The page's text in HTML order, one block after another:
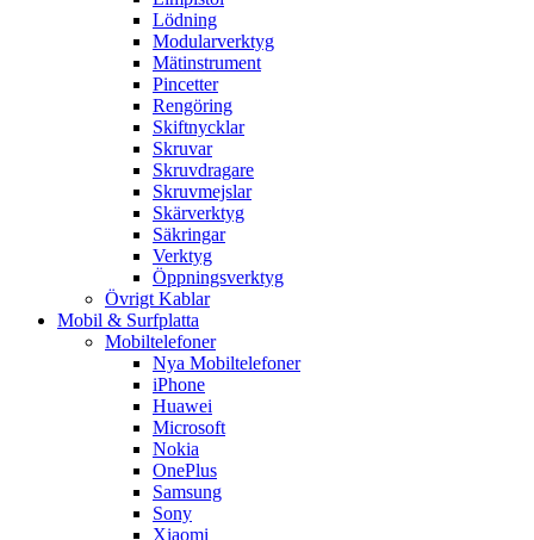
Lödning
Modularverktyg
Mätinstrument
Pincetter
Rengöring
Skiftnycklar
Skruvar
Skruvdragare
Skruvmejslar
Skärverktyg
Säkringar
Verktyg
Öppningsverktyg
Övrigt Kablar
Mobil & Surfplatta
Mobiltelefoner
Nya Mobiltelefoner
iPhone
Huawei
Microsoft
Nokia
OnePlus
Samsung
Sony
Xiaomi